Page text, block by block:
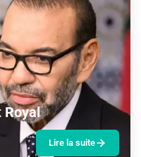
Royal
Lire la suite